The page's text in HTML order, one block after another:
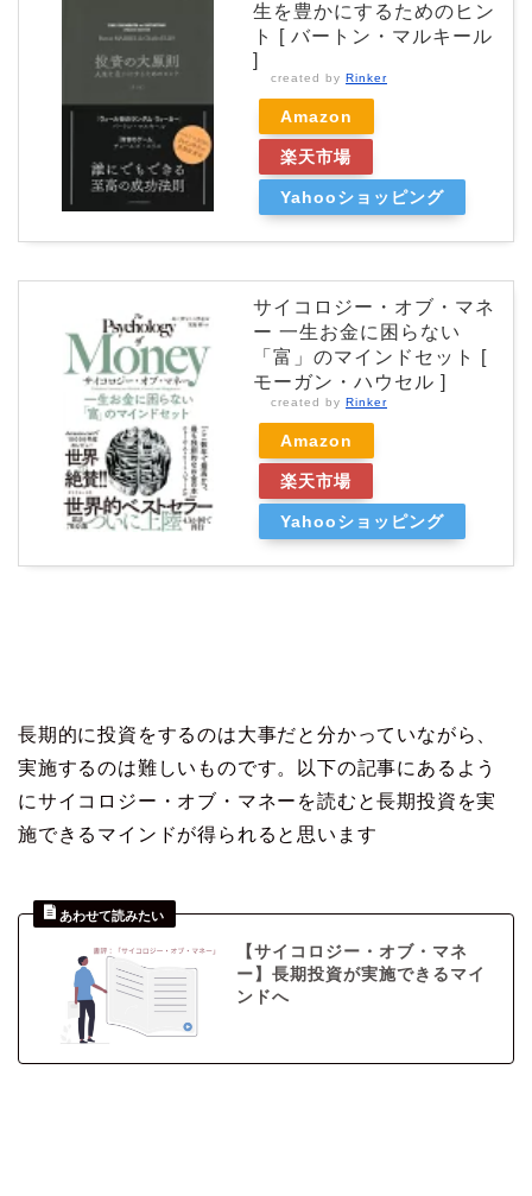
生を豊かにするためのヒン
ト [ バートン・マルキール
]
created by Rinker
Amazon
楽天市場
Yahooショッピング
サイコロジー・オブ・マネ
ー 一生お金に困らない
「富」のマインドセット [
モーガン・ハウセル ]
created by Rinker
Amazon
楽天市場
Yahooショッピング
長期的に投資をするのは大事だと分かっていながら、
実施するのは難しいものです。以下の記事にあるよう
にサイコロジー・オブ・マネーを読むと長期投資を実
施できるマインドが得られると思います
【サイコロジー・オブ・マネ
ー】長期投資が実施できるマイ
ンドへ